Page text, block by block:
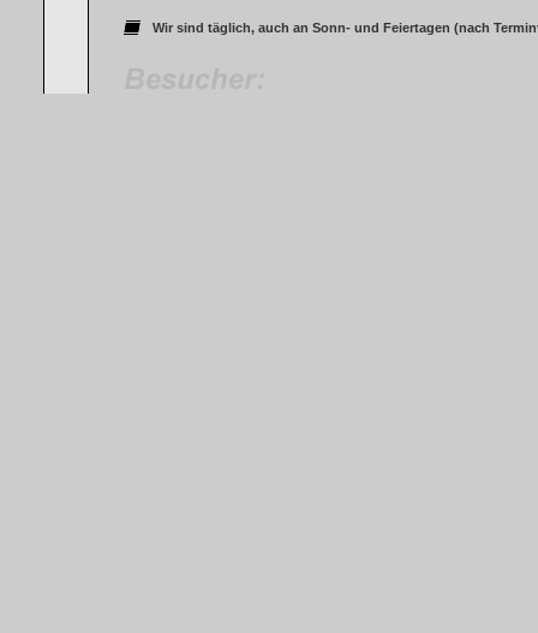
Wir sind täglich, auch an Sonn- und Feiertagen (nach